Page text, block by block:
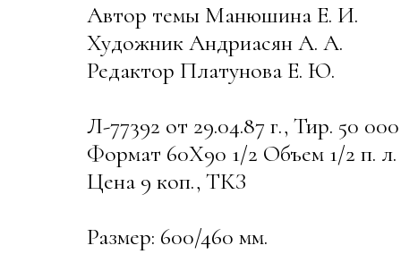
Автор темы Манюшина Е. И.
Художник Андриасян А. А.
Редактор Платунова Е. Ю.
Л-77392 от 29.04.87 г., Тир. 50
Формат 60Х90 1/2 Объем 1/2 п. л.
Цена 9 коп., ТКЗ
Размер: 600/460 мм.